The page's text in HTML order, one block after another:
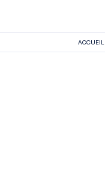
ACCUEIL